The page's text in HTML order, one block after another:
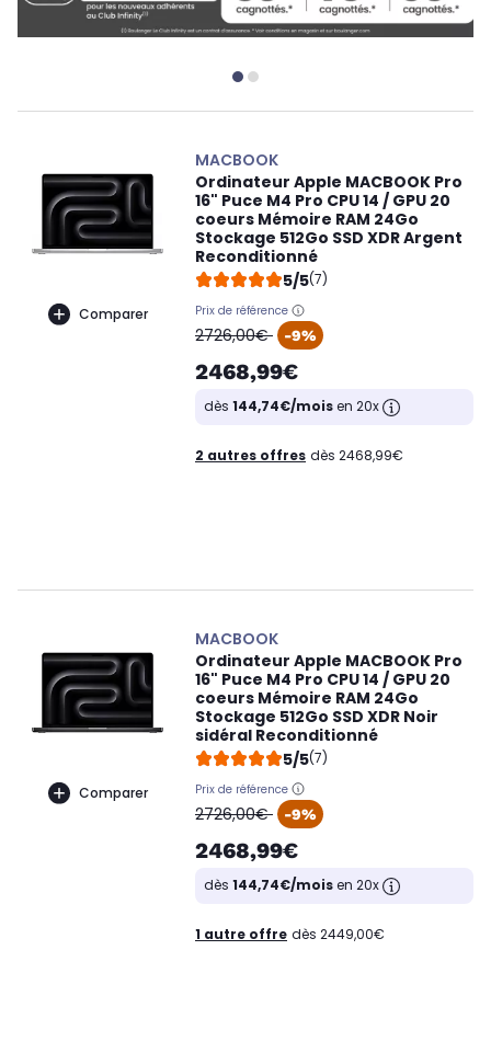
Comparer
MACBOOK
Ordinateur Apple MACBOOK Pro
16" Puce M4 Pro CPU 14 / GPU 20
coeurs Mémoire RAM 24Go
Stockage 512Go SSD XDR Argent
Reconditionné
5/5(7)
Prix de référence
oldPrice
2726,00€ -9%
2468,99€
dès 144,74€/moisen 20x
2 autres offres dès 2468,99€
Comparer
MACBOOK
Ordinateur Apple MACBOOK Pro
16" Puce M4 Pro CPU 14 / GPU 20
coeurs Mémoire RAM 24Go
Stockage 512Go SSD XDR Noir
sidéral Reconditionné
5/5(7)
Prix de référence
oldPrice
2726,00€ -9%
2468,99€
dès 144,74€/moisen 20x
1 autre offre dès 2449,00€